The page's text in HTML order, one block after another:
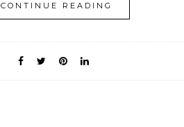
CONTINUE READING